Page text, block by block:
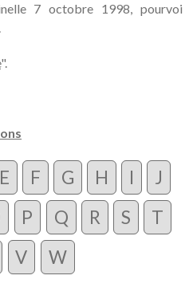
7 octobre 1998, pourvoi
".
E F G H I
J
P Q R S
T
V W